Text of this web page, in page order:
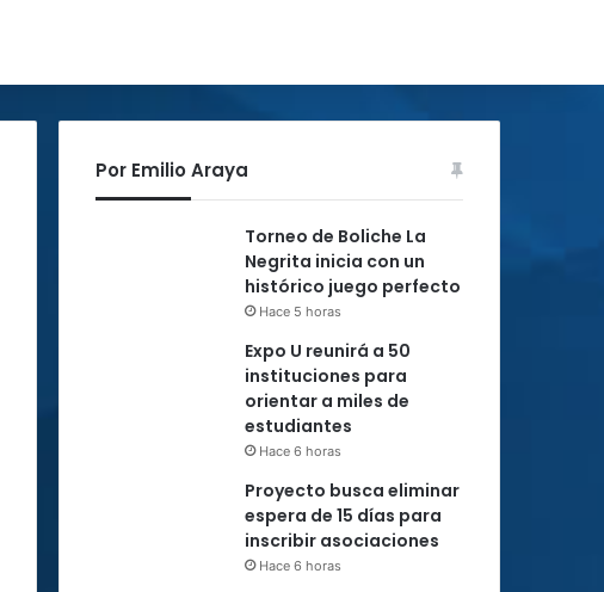
Por Emilio Araya
Torneo de Boliche La
Negrita inicia con un
histórico juego perfecto
Hace 5 horas
Expo U reunirá a 50
instituciones para
orientar a miles de
estudiantes
Hace 6 horas
Proyecto busca eliminar
espera de 15 días para
inscribir asociaciones
Hace 6 horas